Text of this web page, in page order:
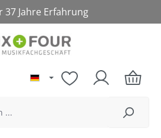
37 Jahre Erfahrung